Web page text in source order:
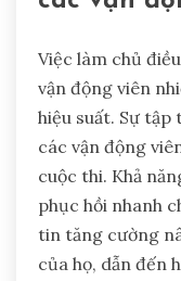
Việc làm chủ
vận động viên
hiệu suất. Sự
các vận động
cuộc thi. Khả
phục hồi nhanh
tin tăng cường
của họ, dẫn đến